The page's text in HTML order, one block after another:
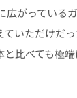
広がっている
いただけだ
比べても極